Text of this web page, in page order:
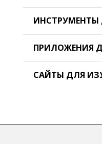
ИНСТРУМЕНТЫ
ПРИЛОЖЕНИЯ
САЙТЫ ДЛЯ